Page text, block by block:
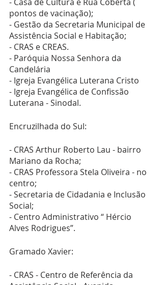
pontos de vacinação);
- Gestão da Secretaria Municipal de
Assistência Social e Habitação;
- CRAS e CREAS.
- Paróquia Nossa Senhora da
Candelária
- Igreja Evangélica Luterana Cristo
- Igreja Evangélica de Confissão
Luterana - Sinodal.
Encruzilhada do Sul:
- CRAS Arthur Roberto Lau - bairro
Mariano da Rocha;
- CRAS Professora Stela Oliveira - no
centro;
- Secretaria de Cidadania e Inclusão
Social;
- Centro Administrativo “ Hércio
Alves Rodrigues”.
Gramado Xavier:
- CRAS - Centro de Referência da